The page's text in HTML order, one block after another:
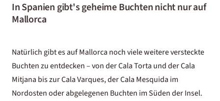
In Spanien gibt's geheime Buchten nicht nur auf
Mallorca
Natürlich gibt es auf Mallorca noch viele weitere versteckte
Buchten zu entdecken – von der Cala Torta und der Cala
Mitjana bis zur Cala Varques, der Cala Mesquida im
Nordosten oder abgelegenen Buchten im Süden der Insel.